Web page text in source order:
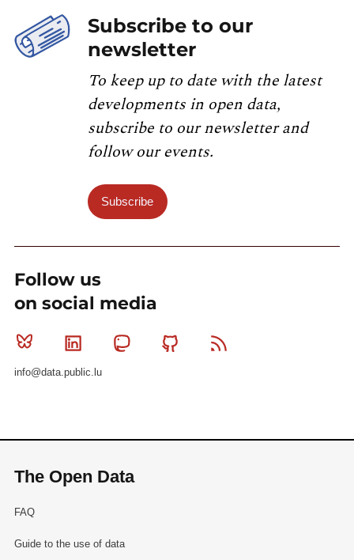
Subscribe to our
newsletter
To keep up to date with the latest
developments in open data,
subscribe to our newsletter and
follow our events.
Subscribe
Follow us
on social media
Bluesky Linkedin MastodonGithub
info@data.public.lu
The Open Data
FAQ
Guide to the use of data